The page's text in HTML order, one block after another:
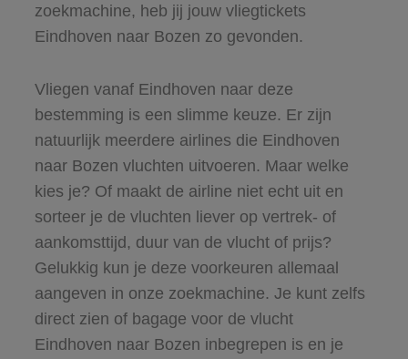
zoekmachine, heb jij jouw vliegtickets
Eindhoven naar Bozen zo gevonden.
Vliegen vanaf Eindhoven naar deze
bestemming is een slimme keuze. Er zijn
natuurlijk meerdere airlines die Eindhoven
naar Bozen vluchten uitvoeren. Maar welke
kies je? Of maakt de airline niet echt uit en
sorteer je de vluchten liever op vertrek- of
aankomsttijd, duur van de vlucht of prijs?
Gelukkig kun je deze voorkeuren allemaal
aangeven in onze zoekmachine. Je kunt zelfs
direct zien of bagage voor de vlucht
Eindhoven naar Bozen inbegrepen is en je